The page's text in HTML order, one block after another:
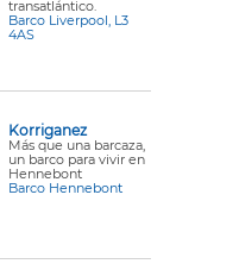
transatlántico.
Barco Liverpool, L3
4AS
Korriganez
Más que una barcaza,
un barco para vivir en
Hennebont
Barco Hennebont